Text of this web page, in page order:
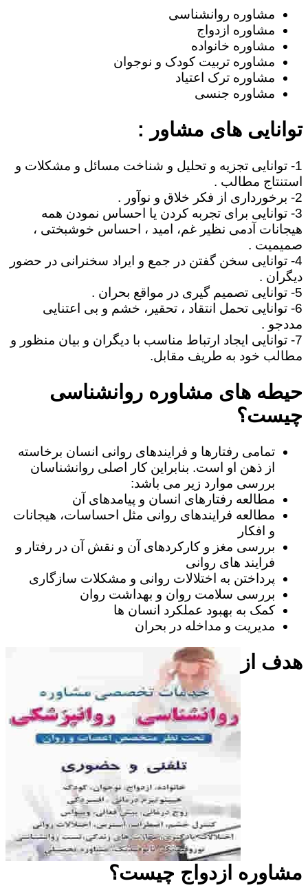
مشاوره روانشناسی
مشاوره ازدواج
مشاوره خانواده
مشاوره تربیت کودک و نوجوان
مشاوره ترک اعتیاد
مشاوره جنسی
توانایی های مشاور :
1- توانایی تجزیه و تحلیل و شناخت مسائل و مشکلات و
استنتاج مطالب .
2- برخورداری از فکر خلاق و نوآور .
3- توانایی برای تجربه کردن یا احساس نمودن همه
هیجانات آدمی نظیر غم، امید ، احساس خوشبختی ،
صمیمیت .
4- توانایی سخن گفتن در جمع و ایراد سخنرانی در حضور
دیگران .
5- توانایی تصمیم گیری در مواقع بحران .
6- توانایی تحمل انتقاد ، تحقیر، خشم و بی اعتنایی
مددجو .
7- توانایی ایجاد ارتباط مناسب با دیگران و بیان منظور و
مطالب خود به طریف مقابل.
حیطه های مشاوره روانشناسی
چیست؟
تمامی رفتارها و فرایندهای روانی انسان برخاسته
از ذهن او است. بنابراین کار اصلی روانشناسان
بررسی موارد زیر می باشد:
مطالعه رفتارهای انسان و پیامدهای آن
مطالعه فرایندهای روانی مثل احساسات، هیجانات
و افکار
بررسی مغز و کارکردهای آن و نقش آن در رفتار و
فرایند های روانی
پرداختن به اختلالات روانی و مشکلات سازگاری
بررسی سلامت روان و بهداشت روان
کمک به بهبود عملکرد انسان ها
مدیریت و مداخله در بحران
هدف از
مشاوره ازدواج چیست؟